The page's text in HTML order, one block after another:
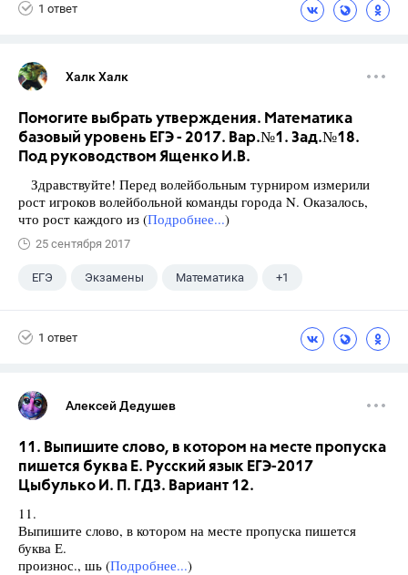
1 ответ
Халк Халк
Помогите выбрать утверждения. Математика
базовый уровень ЕГЭ - 2017. Вар.№1. Зад.№18.
Под руководством Ященко И.В.
Здравствуйте! Перед волейбольным турниром измерили
рост игроков волейбольной команды города N. Оказалось,
что рост каждого из (Подробнее...)
25 сентября 2017
ЕГЭ Экзамены Математика +1
1 ответ
Алексей Дедушев
11. Выпишите слово, в котором на месте пропуска
пишется буква Е. Русский язык ЕГЭ-2017
Цыбулько И. П. ГДЗ. Вариант 12.
11.
Выпишите слово, в котором на месте пропуска пишется
буква Е.
произнос., шь (Подробнее...)